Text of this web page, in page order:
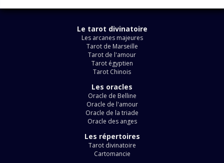
Le tarot divinatoire
Les arcanes majeures
Tarot de Marseille
Tarot de l'amour
Tarot égyptien
Tarot Chinois
Les oracles
Oracle de Belline
Oracle de l'amour
Oracle de la triade
Oracle des anges
Les répertoires
Tarot divinatoire
Cartomancie